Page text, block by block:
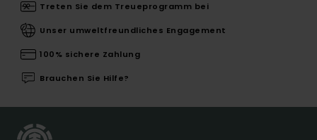
Treten Sie dem Treueprogramm bei
Unser umweltfreundliches Engagement
100% sichere Zahlung
Brauchen Sie Hilfe?